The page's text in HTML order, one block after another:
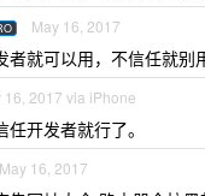
May 16, 2017
就可以用，不信任就别
16, 2017 via iPhone
开发者就行了。
May 16, 2017